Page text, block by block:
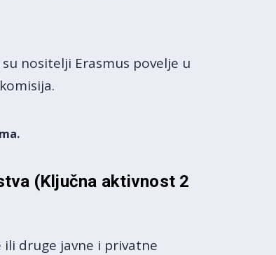
nositelji Erasmus povelje u
(Ključna aktivnost 2
druge javne i privatne